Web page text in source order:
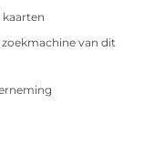
kaarten
van dit